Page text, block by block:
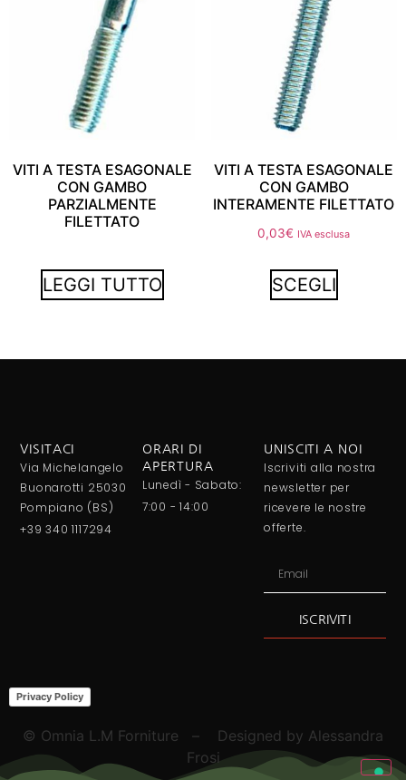
VITI A TESTA ESAGONALE
CON GAMBO
PARZIALMENTE
FILETTATO
LEGGI TUTTO
VITI A TESTA ESAGONALE
CON GAMBO
INTERAMENTE FILETTATO
0,03€ IVA esclusa
SCEGLI
VISITACI
Via Michelangelo
Buonarotti 25030
Pompiano (BS)
+39 340 1117294
ORARI DI
APERTURA
Lunedì - Sabato:
7:00 - 14:00
UNISCITI A NOI
Iscriviti alla nostra
newsletter per
ricevere le nostre
offerte.
ISCRIVITI
Privacy Policy
© Omnia L.M Forniture – Designed by Alessandra
Frosi